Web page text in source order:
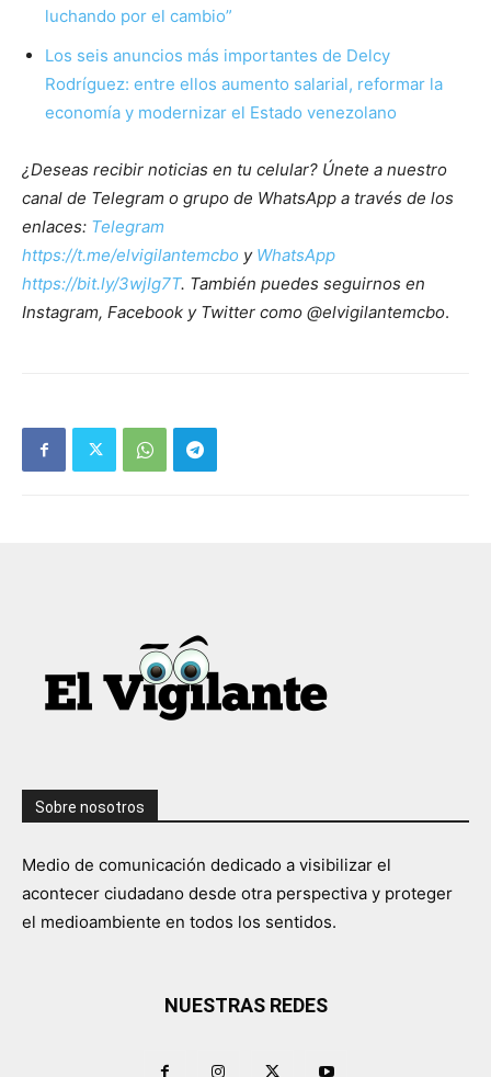
luchando por el cambio”
Los seis anuncios más importantes de Delcy
Rodríguez: entre ellos aumento salarial, reformar la
economía y modernizar el Estado venezolano
¿Deseas recibir noticias en tu celular? Únete a nuestro
canal de Telegram o grupo de WhatsApp a través de los
enlaces: Telegram
https://t.me/elvigilantemcbo y WhatsApp
https://bit.ly/3wjIg7T. También puedes seguirnos en
Instagram, Facebook y Twitter como @elvigilantemcbo.
Sobre nosotros
Medio de comunicación dedicado a visibilizar el
acontecer ciudadano desde otra perspectiva y proteger
el medioambiente en todos los sentidos.
NUESTRAS REDES